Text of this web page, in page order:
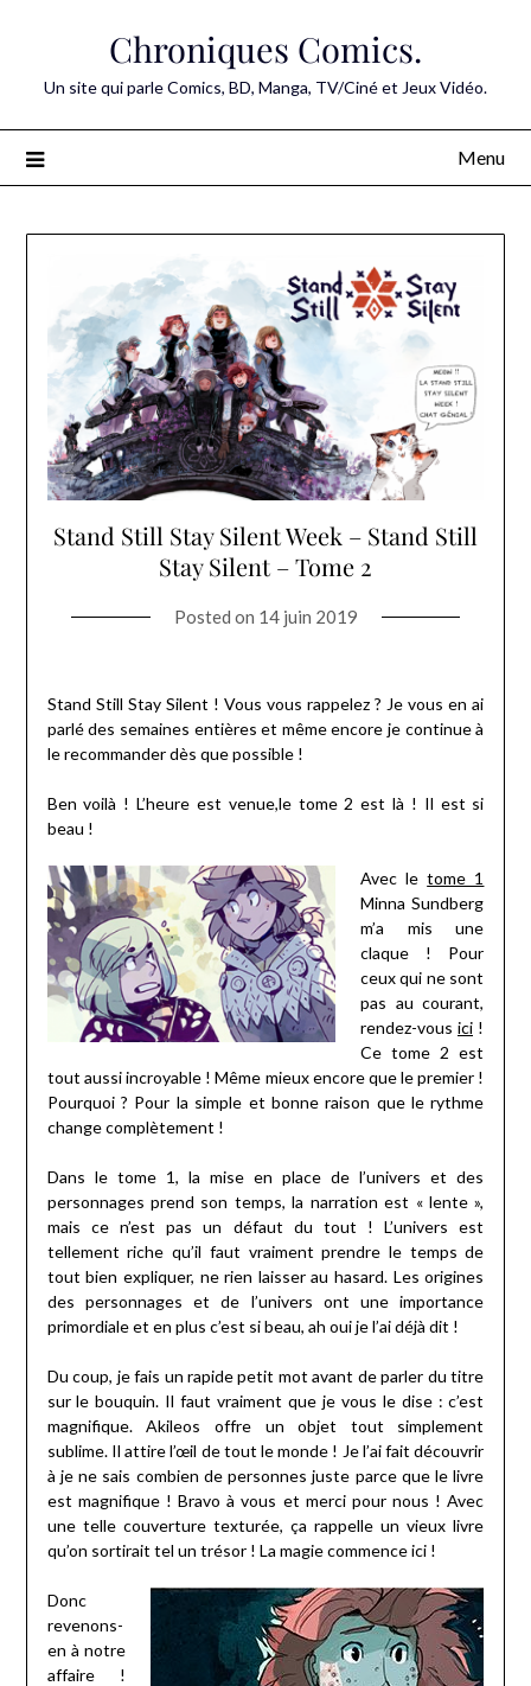
Chroniques Comics.
Un site qui parle Comics, BD, Manga, TV/Ciné et Jeux Vidéo.
Menu
Stand Still Stay Silent Week – Stand Still
Stay Silent – Tome 2
Posted on 14 juin 2019
Stand Still Stay Silent ! Vous vous rappelez ? Je vous en ai
parlé des semaines entières et même encore je continue à
le recommander dès que possible !
Ben voilà ! L’heure est venue,le tome 2 est là ! Il est si
beau !
Avec letome 1
Minna Sundberg
m’a mis une
claque ! Pour
ceux qui ne sont
pas au courant,
rendez-vous ici !
Ce tome 2 est
tout aussi incroyable ! Même mieux encore que le premier !
Pourquoi ? Pour la simple et bonne raison que le rythme
change complètement !
Dans le tome 1, la mise en place de l’univers et des
personnages prend son temps, la narration est « lente »,
mais ce n’est pas un défaut du tout ! L’univers est
tellement riche qu’il faut vraiment prendre le temps de
tout bien expliquer, ne rien laisser au hasard. Les origines
des personnages et de l’univers ont une importance
primordiale et en plus c’est si beau, ah oui je l’ai déjà dit !
Du coup, je fais un rapide petit mot avant de parler du titre
sur le bouquin. Il faut vraiment que je vous le dise : c’est
magnifique. Akileos offre un objet tout simplement
sublime. Il attire l’œil de tout le monde ! Je l’ai fait découvrir
à je ne sais combien de personnes juste parce que le livre
est magnifique ! Bravo à vous et merci pour nous ! Avec
une telle couverture texturée, ça rappelle un vieux livre
qu’on sortirait tel un trésor ! La magie commence ici !
Donc
revenons-
en à notre
affaire !